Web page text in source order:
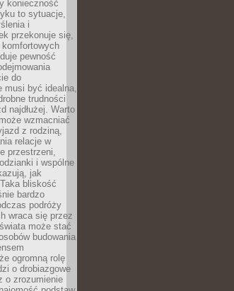
konieczność
to sytuacje,
i
przekonuje się,
pewność
do
musi być idealna,
trudności
najdłużej. Warto
wzmacniać
z rodziną,
relacje w
przestrzeni,
i wspólne
jak
bliskość
bardzo
podróży
wraca się przez
może stać
budowania
ogromną rolę
o drobiazgowe
o zrozumienie